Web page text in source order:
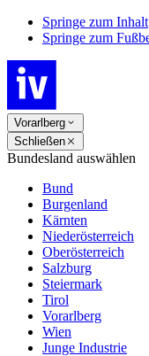
Springe zum Inhalt
Springe zum
Vorarlberg
Schließen
Bundesland auswählen
Bund
Burgenland
Kärnten
Niederösterreich
Oberösterreich
Salzburg
Steiermark
Tirol
Vorarlberg
Wien
Junge Industrie